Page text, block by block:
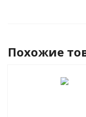
Похожие